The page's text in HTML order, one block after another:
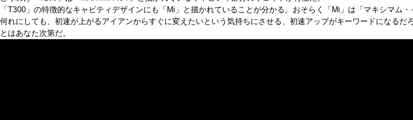
「T300」の特徴的なキャビティデザインにも「Mi」と描かれていることが分かる。おそらく「Mi」は「マキシマム
何れにしても、初速が上がるアイアンからすぐに変えたいという気持ちにさせる、初速アップがキーワードになる
とはあなた次第だ。